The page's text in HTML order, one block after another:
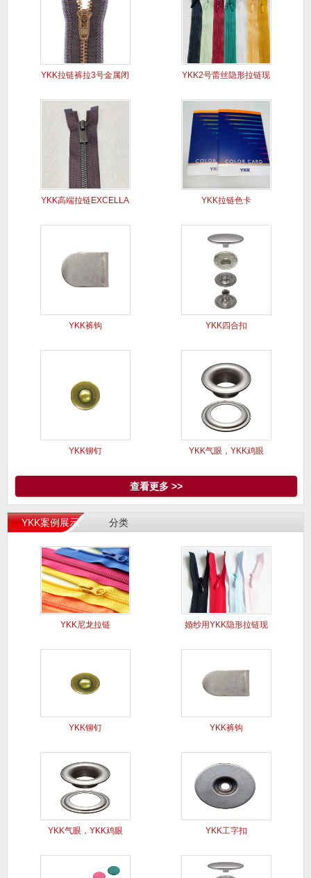
YKK拉链裤拉3号金属闭 YKK2号蕾丝隐形拉链现
YKK高端拉链EXCELLA YKK拉链色卡
YKK裤钩 YKK四合扣
YKK铆钉 YKK气眼，YKK鸡眼
查看更多 >>
YKK案例展示 分类
YKK尼龙拉链 婚纱用YKK隐形拉链现
YKK铆钉 YKK裤钩
YKK气眼，YKK鸡眼 YKK工字扣